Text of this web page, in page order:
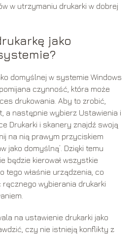
w utrzymaniu drukarki w dobrej
jako
domyślnej w systemie Windows
czynność, która może
drukowania. Aby to zrobić,
a następnie wybierz Ustawienia i
Drukarki i skanery znajdź swoją
na nią prawym przyciskiem
jako domyślną’. Dzięki temu
będzie kierował wszystkie
tego właśnie urządzenia, co
wybierania drukarki
na ustawienie drukarki jako
czy nie istnieją konflikty z